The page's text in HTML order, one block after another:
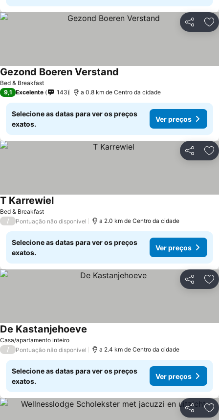
Partilhar
Bed & Breakfast
Gezond Boeren Verstand
9,1 Excelente 143 a 0.8 km de Centro da cidade
Selecione as datas para ver os preços
exatos.
Ver preços
Partilhar
Bed & Breakfast
T Karrewiel
/ Pontuação não disponível a 2.0 km de Centro da cidade
Selecione as datas para ver os preços
exatos.
Ver preços
Partilhar
Casa/apartamento inteiro
De Kastanjehoeve
/ Pontuação não disponível a 2.4 km de Centro da cidade
Selecione as datas para ver os preços
exatos.
Ver preços
Partilhar